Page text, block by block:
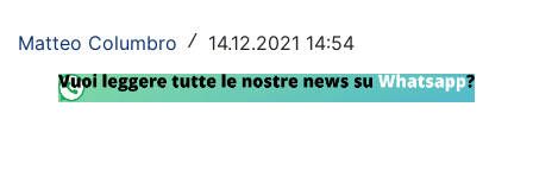
Rassegna Lazio
Social
Matteo Columbro / 14.12.2021 14:54